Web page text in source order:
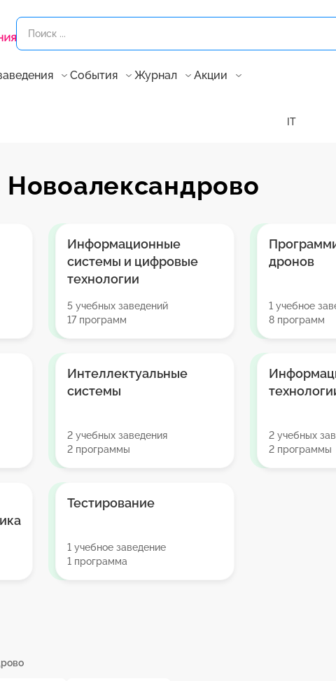
События Журнал Акции
IT
Информационные
системы и цифровые
технологии
5 учебных заведений
17 программ
дронов
1 учебное
8 программ
Интеллектуальные
системы
2 учебных заведения
2 программы
2 учебных
2 программы
Тестирование
1 учебное заведение
1 программа